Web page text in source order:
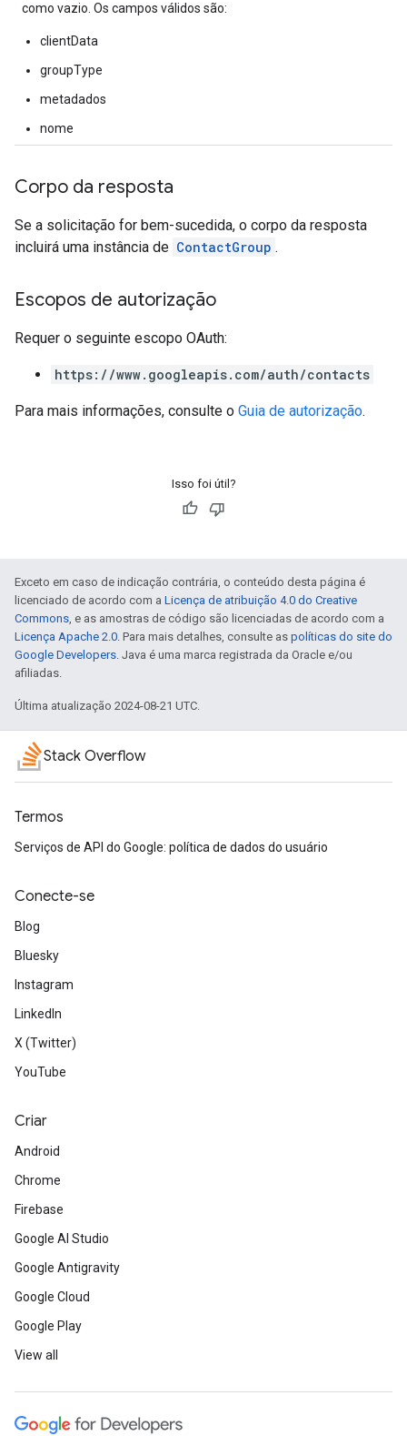
como vazio. Os campos válidos são:
clientData
groupType
metadados
nome
Corpo da resposta
Se a solicitação for bem-sucedida, o corpo da resposta
incluirá uma instância de ContactGroup .
Escopos de autorização
Requer o seguinte escopo OAuth:
https://www.googleapis.com/auth/contacts
Para mais informações, consulte o Guia de autorização.
Isso foi útil?
Exceto em caso de indicação contrária, o conteúdo desta página é
licenciado de acordo com a Licença de atribuição 4.0 do Creative
Commons, e as amostras de código são licenciadas de acordo com a
Licença Apache 2.0. Para mais detalhes, consulte as políticas do site do
Google Developers. Java é uma marca registrada da Oracle e/ou
afiliadas.
Última atualização 2024-08-21 UTC.
Stack Overflow
Termos
Serviços de API do Google: política de dados do usuário
Conecte-se
Blog
Bluesky
Instagram
LinkedIn
X (Twitter)
YouTube
Criar
Android
Chrome
Firebase
Google AI Studio
Google Antigravity
Google Cloud
Google Play
View all